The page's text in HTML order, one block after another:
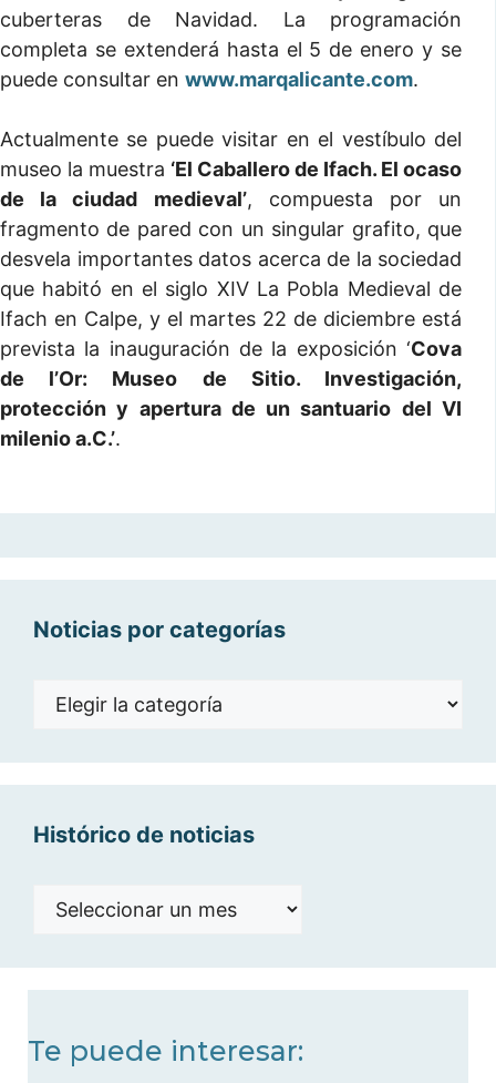
cuberteras de Navidad. La programación
completa se extenderá hasta el 5 de enero y se
puede consultar en www.marqalicante.com.
Actualmente se puede visitar en el vestíbulo del
museo la muestra ‘El Caballero de Ifach. El ocaso
de la ciudad medieval’, compuesta por un
fragmento de pared con un singular grafito, que
desvela importantes datos acerca de la sociedad
que habitó en el siglo XIV La Pobla Medieval de
Ifach en Calpe, y el martes 22 de diciembre está
prevista la inauguración de la exposición ‘Cova
de l’Or: Museo de Sitio. Investigación,
protección y apertura de un santuario del VI
milenio a.C.’.
Noticias por categorías
Noticias
Histórico de noticias
Histórico
Te puede interesar: